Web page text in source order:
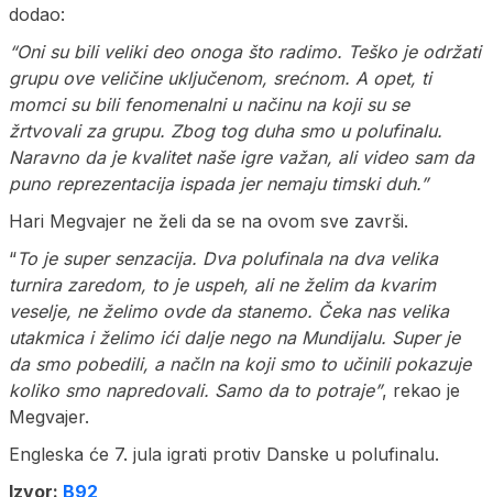
dodao:
“Oni su bili veliki deo onoga što radimo. Teško je održati
grupu ove veličine uključenom, srećnom. A opet, ti
momci su bili fenomenalni u načinu na koji su se
žrtvovali za grupu. Zbog tog duha smo u polufinalu.
Naravno da je kvalitet naše igre važan, ali video sam da
puno reprezentacija ispada jer nemaju timski duh.”
Hari Megvajer ne želi da se na ovom sve završi.
“To je super senzacija. Dva polufinala na dva velika
turnira zaredom, to je uspeh, ali ne želim da kvarim
veselje, ne želimo ovde da stanemo. Čeka nas velika
utakmica i želimo ići dalje nego na Mundijalu. Super je
da smo pobedili, a načln na koji smo to učinili pokazuje
koliko smo napredovali. Samo da to potraje”, rekao je
Megvajer.
Engleska će 7. jula igrati protiv Danske u polufinalu.
Izvor: B92